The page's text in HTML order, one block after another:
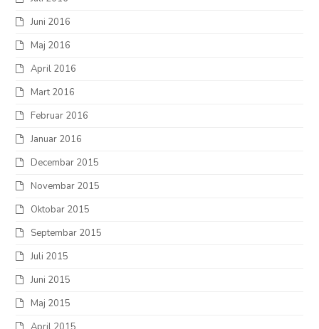
Juni 2016
Maj 2016
April 2016
Mart 2016
Februar 2016
Januar 2016
Decembar 2015
Novembar 2015
Oktobar 2015
Septembar 2015
Juli 2015
Juni 2015
Maj 2015